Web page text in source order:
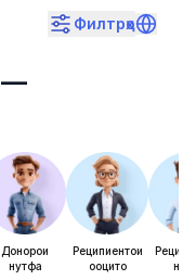
Филтрҳо
—
Донорҳои
нутфа
Реципиентҳои
ооцитҳо